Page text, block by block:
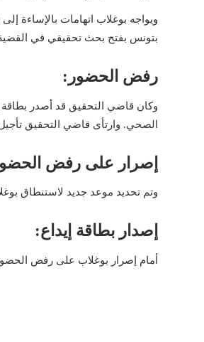
ويواجه بوغلاب اتهامات بالإساءة
بتونس بفتح بحث تحقيقي في
رفض الحضور:
وكان قاضي التحقيق قد أصدر بطاقة
الصحي. وارتأى قاضي التحقيق
إصرار على رفض
وتم تحديد موعد جديد لاستنطاق بوغلاب اليوم الجمعة 5 أبريل 2024، إلا أنه رفض
إصدار بطاقة إيداع:
أمام إصرار بوغلاب على رفض